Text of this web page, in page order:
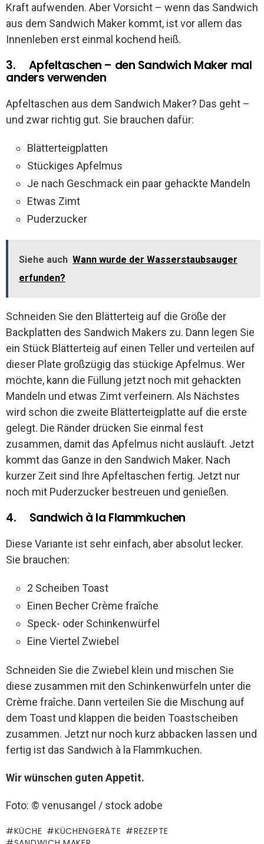
Kraft aufwenden. Aber Vorsicht – wenn das Sandwich
aus dem Sandwich Maker kommt, ist vor allem das
Innenleben erst einmal kochend heiß.
3. Apfeltaschen – den Sandwich Maker mal
anders verwenden
Apfeltaschen aus dem Sandwich Maker? Das geht –
und zwar richtig gut. Sie brauchen dafür:
Blätterteigplatten
Stückiges Apfelmus
Je nach Geschmack ein paar gehackte Mandeln
Etwas Zimt
Puderzucker
Siehe auch Wann wurde der Wasserstaubsauger
erfunden?
Schneiden Sie den Blätterteig auf die Größe der
Backplatten des Sandwich Makers zu. Dann legen Sie
ein Stück Blätterteig auf einen Teller und verteilen auf
dieser Plate großzügig das stückige Apfelmus. Wer
möchte, kann die Füllung jetzt noch mit gehackten
Mandeln und etwas Zimt verfeinern. Als Nächstes
wird schon die zweite Blätterteigplatte auf die erste
gelegt. Die Ränder drücken Sie einmal fest
zusammen, damit das Apfelmus nicht ausläuft. Jetzt
kommt das Ganze in den Sandwich Maker. Nach
kurzer Zeit sind Ihre Apfeltaschen fertig. Jetzt nur
noch mit Puderzucker bestreuen und genießen.
4. Sandwich à la Flammkuchen
Diese Variante ist sehr einfach, aber absolut lecker.
Sie brauchen:
2 Scheiben Toast
Einen Becher Crème fraîche
Speck- oder Schinkenwürfel
Eine Viertel Zwiebel
Schneiden Sie die Zwiebel klein und mischen Sie
diese zusammen mit den Schinkenwürfeln unter die
Crème fraîche. Dann verteilen Sie die Mischung auf
dem Toast und klappen die beiden Toastscheiben
zusammen. Jetzt nur noch kurz abbacken lassen und
fertig ist das Sandwich à la Flammkuchen.
Wir wünschen guten Appetit.
Foto: © venusangel / stock adobe
KÜCHE KÜCHENGERÄTE
REZEPTE